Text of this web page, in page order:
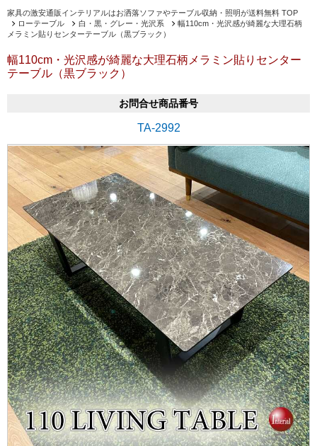
家具の激安通販インテリアルはお洒落ソファやテーブル収納・照明が送料無料 TOP
ローテーブル
白・黒・グレー・光沢系
幅110cm・光沢感が綺麗な大理石柄
メラミン貼りセンターテーブル（黒ブラック）
幅110cm・光沢感が綺麗な大理石柄メラミン貼りセンター
テーブル（黒ブラック）
お問合せ商品番号
TA-2992